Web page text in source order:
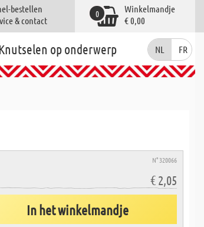
bestellen
& contact
Winkelmandje
€ 0,00
0
op onderwerp NL FR
N° 320066
€ 2,05
In het winkelmandje